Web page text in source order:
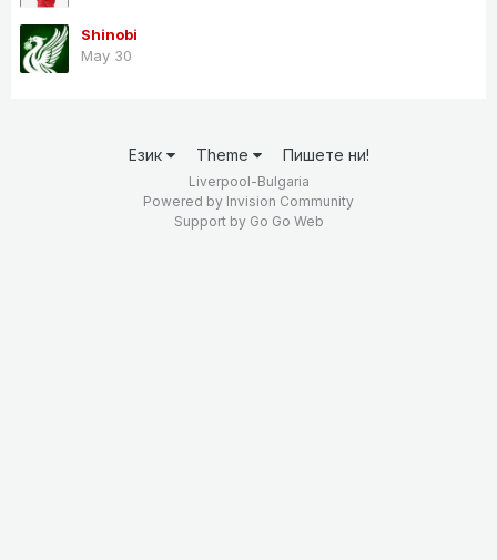
Shinobi
May 30
Език Theme Пишете ни!
Liverpool-Bulgaria
Powered by Invision Community
Support by Go Go Web